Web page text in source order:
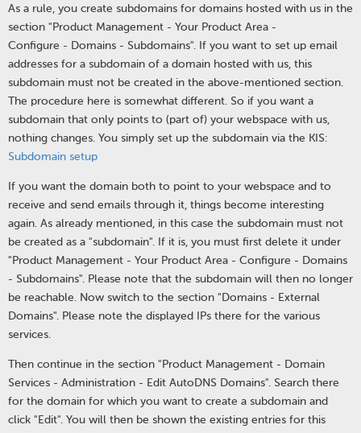
As a rule, you create subdomains for domains hosted with us in the
section "Product Management - Your Product Area -
Configure - Domains - Subdomains". If you want to set up email
addresses for a subdomain of a domain hosted with us, this
subdomain must not be created in the above-mentioned section.
The procedure here is somewhat different. So if you want a
subdomain that only points to (part of) your webspace with us,
nothing changes. You simply set up the subdomain via the KIS:
Subdomain setup
If you want the domain both to point to your webspace and to
receive and send emails through it, things become interesting
again. As already mentioned, in this case the subdomain must not
be created as a "subdomain". If it is, you must first delete it under
"Product Management - Your Product Area - Configure - Domains
- Subdomains". Please note that the subdomain will then no longer
be reachable. Now switch to the section "Domains - External
Domains". Please note the displayed IPs there for the various
services.
Then continue in the section "Product Management - Domain
Services - Administration - Edit AutoDNS Domains". Search there
for the domain for which you want to create a subdomain and
click "Edit". You will then be shown the existing entries for this